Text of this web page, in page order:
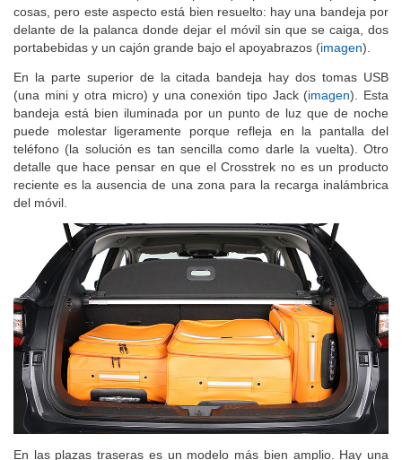
inconveniente de ocupar un espacio que podría servir para dejar
cosas, pero este aspecto está bien resuelto: hay una bandeja por
delante de la palanca donde dejar el móvil sin que se caiga, dos
En la parte superior de la citada bandeja hay dos tomas USB
(una mini y otra micro) y una conexión tipo Jack (imagen ). Esta
bandeja está bien iluminada por un punto de luz que de noche
puede molestar ligeramente porque refleja en la pantalla del
teléfono (la solución es tan sencilla como darle la vuelta). Otro
detalle que hace pensar en que el Crosstrek no es un producto
reciente es la ausencia de una zona para la recarga inalámbrica